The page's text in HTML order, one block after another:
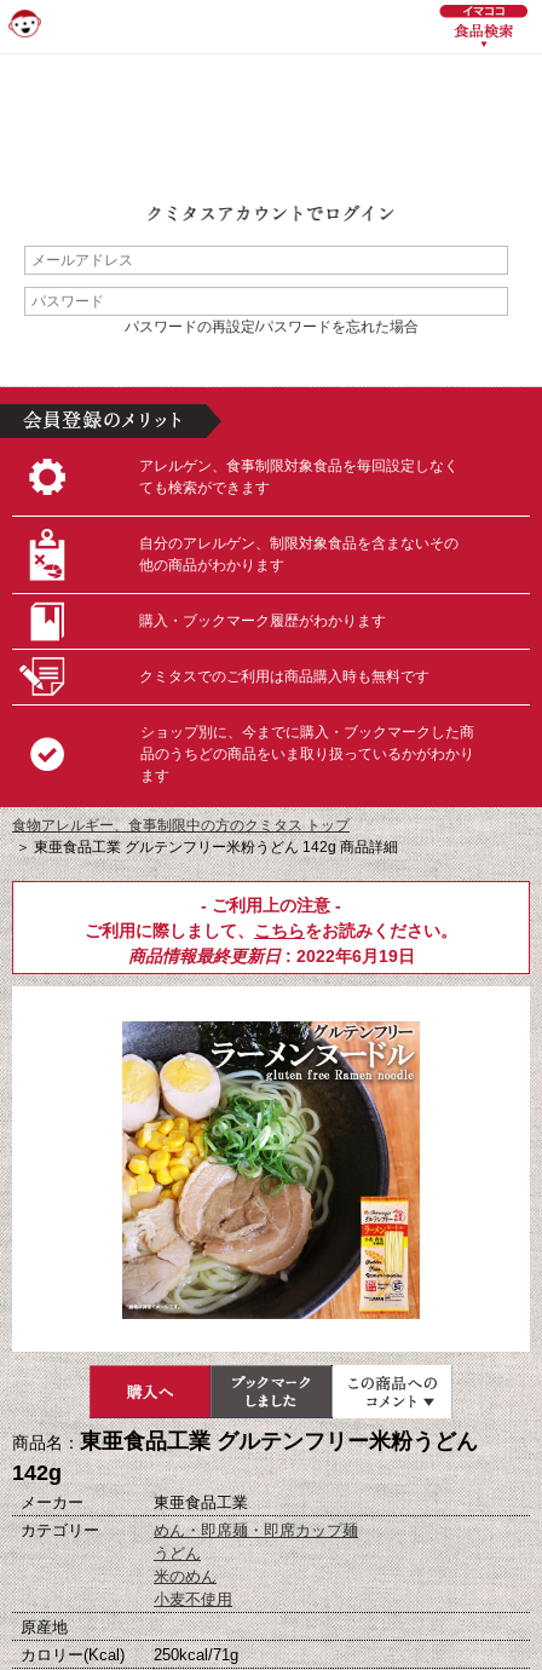
パスワードの再設定/パスワードを忘れた場合
アレルゲン、食事制限対象食品を毎回設定しなく
ても検索ができます
自分のアレルゲン、制限対象食品を含まないその
他の商品がわかります
購入・ブックマーク履歴がわかります
クミタスでのご利用は商品購入時も無料です
ショップ別に、今までに購入・ブックマークした商
品のうちどの商品をいま取り扱っているかがわかり
ます
食物アレルギー、食事制限中の方のクミタス トップ
＞東亜食品工業 グルテンフリー米粉うどん 142g 商品詳細
- ご利用上の注意 -
ご利用に際しまして、 こちらをお読みください。
商品情報最終更新日: 2022年6月19日
商品名：東亜食品工業 グルテンフリー米粉うどん
142g
メーカー
東亜食品工業
カテゴリー
めん・即席麺・即席カップ麺
うどん
米のめん
小麦不使用
原産地
カロリー(Kcal)
250kcal/71g